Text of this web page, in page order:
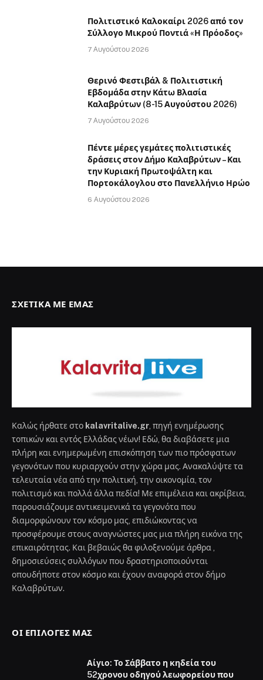
Πολιτιστικό Καλοκαίρι 2026 από τον
Σύλλογο Μικρού Ποντιά «Η Πρόοδος»
7 Αυγούστου 2026
Θερινό Φεστιβάλ & Πολιτιστική
Εβδομάδα στην Κάτω Βλασία
Καλαβρύτων (8-15 Αυγούστου 2026)
7 Αυγούστου 2026
Πέντε μέρες γεμάτες πολιτιστικές
δράσεις στον Δήμο Καλαβρύτων – Και
την Κυριακή Πρωτοψάλτη και
Πορτοκάλογλου στο Πανελλήνιο Ηρώο
6 Αυγούστου 2026
ΣΧΕΤΙΚΆ ΜΕ ΕΜΆΣ
Καλώς ήρθατε στο kalavritalive.gr , πηγή ενημέρωσης
τοπικών και εντός Ελλάδας νέων! Εδώ, θα διαβάσετε μια
πλήρη και ενημερωμένη επισκόπηση των πιο πρόσφατων
γεγονότων που κυριαρχούν στην χώρα μας. Ανακαλύψτε τα
τελευταία νέα από την πολιτική, την οικονομία, τον
πολιτισμό και πολλά άλλα πεδία! Με επιμέλεια και ακρίβεια,
παρουσιάζουμε αντικειμενικά τα γεγονότα που
διαμορφώνουν τον κόσμο μας, επιδιώκοντας να
προσφέρουμε στους αναγνώστες μας μια πλήρη εικόνα της
επικαιρότητας. Και βεβαιώς θα φιλοξενούμε άρθρα ,
δημοσιεύσεις συλλόγων που δραστηριοποιούνται
οπουδήποτε στον κόσμο και έχουν αναφορά στον δήμο
Καλαβρύτων.
ΟΙ ΕΠΙΛΟΓΈΣ ΜΑΣ
Αίγιο: Το Σάββατο η κηδεία του
52χρονου οδηγού λεωφορείου που